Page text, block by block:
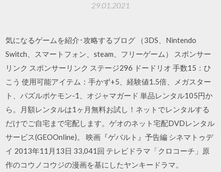
29.01.2021
気になるゲームを紹介･攻略するブログ （3DS、Nintendo
Switch、スマートフォン、steam、フリーゲーム） スポンサー
リンク スポンサーリンク ステージ296 ドードリオ 手数15：ひ
こう 使用可能アイテム：手かず+5、経験値1.5倍、メガスター
ト、パズルポケモン-1、オジャマガード 単品レンタル105円か
ら。月額レンタルは1ヶ月無料お試し！ネットでレンタルする
だけでご自宅まで宅配します。ゲオのネット宅配DVDレンタル
サービス(GEOOnline)。 映画『ゲバルト』予告編 シネマトゥデ
イ 2013年11月13日 33,041回 テレビドラマ「クロコーチ」原
作のコウノコウジの漫画を基にしたヤンキードラマ。